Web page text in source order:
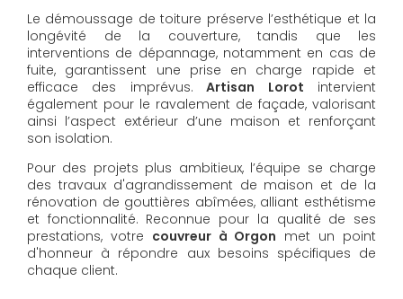
Le démoussage de toiture préserve l’esthétique et la
longévité de la couverture, tandis que les
interventions de dépannage, notamment en cas de
fuite, garantissent une prise en charge rapide et
efficace des imprévus. Artisan Lorot intervient
également pour le ravalement de façade, valorisant
ainsi l’aspect extérieur d’une maison et renforçant
son isolation.
Pour des projets plus ambitieux, l’équipe se charge
des travaux d'agrandissement de maison et de la
rénovation de gouttières abîmées, alliant esthétisme
et fonctionnalité. Reconnue pour la qualité de ses
prestations, votre couvreur à Orgon met un point
d'honneur à répondre aux besoins spécifiques de
chaque client.